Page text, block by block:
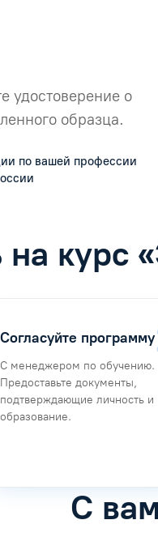
удостоверение о
образца.
по вашей профессии
курс
Согласуйте программу
С менеджером по обучению.
Предоставьте документы,
подтверждающие личность и
образование.
С